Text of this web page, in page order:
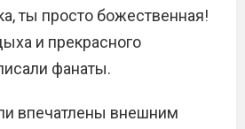
ты просто божественная!
и прекрасного
фанаты.
впечатлены внешним